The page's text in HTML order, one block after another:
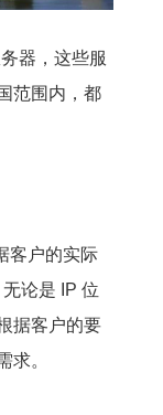
器，这些服
范围内，都
客户的实际
论是 IP 位
据客户的要
求。